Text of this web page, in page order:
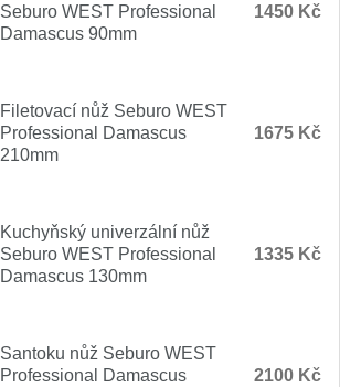
Seburo WEST Professional
Damascus 90mm
1450 Kč
Filetovací nůž Seburo WEST
Professional Damascus
210mm
1675 Kč
Kuchyňský univerzální nůž
Seburo WEST Professional
Damascus 130mm
1335 Kč
Santoku nůž Seburo WEST
Professional Damascus
2100 Kč